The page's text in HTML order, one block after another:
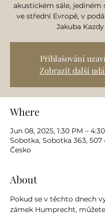
akustickém sále, jediném
ve střední Evropě, v
Jakuba Kazdy
Přihlašování
Zobrazit další
Where
Jun 08, 2025, 1:30 PM –
Sobotka, Sobotka 363, 507
Česko
About
Pokud se v těchto dnech
zámek Humprecht,